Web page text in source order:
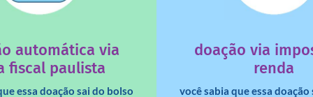
automática via
fiscal paulista
essa doação sai do bolso
que os créditos das notas
doação via
renda
você sabia que essa
Você sabia que pessoas
destinar 3% do imposto de
deixa de ir para o